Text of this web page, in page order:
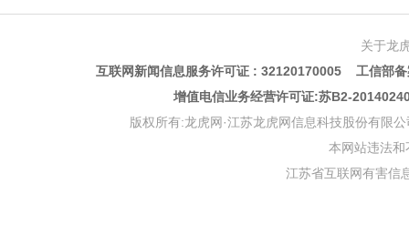
关于龙
互联网新闻信息服务许可证 : 32120170005 工信部
增值电信业务经营许可证:苏B2-
版权所有:龙虎网·江苏龙虎网信息科技股份有限
本网站违法
江苏省互联网有害